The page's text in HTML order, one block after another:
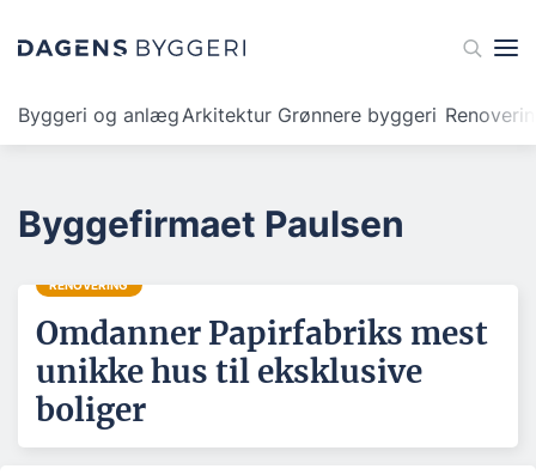
Byggeri og anlægArkitektur Grønnere byggeri
Byggefirmaet Paulsen
RENOVERING
Omdanner Papirfabriks mest
unikke hus til eksklusive
boliger